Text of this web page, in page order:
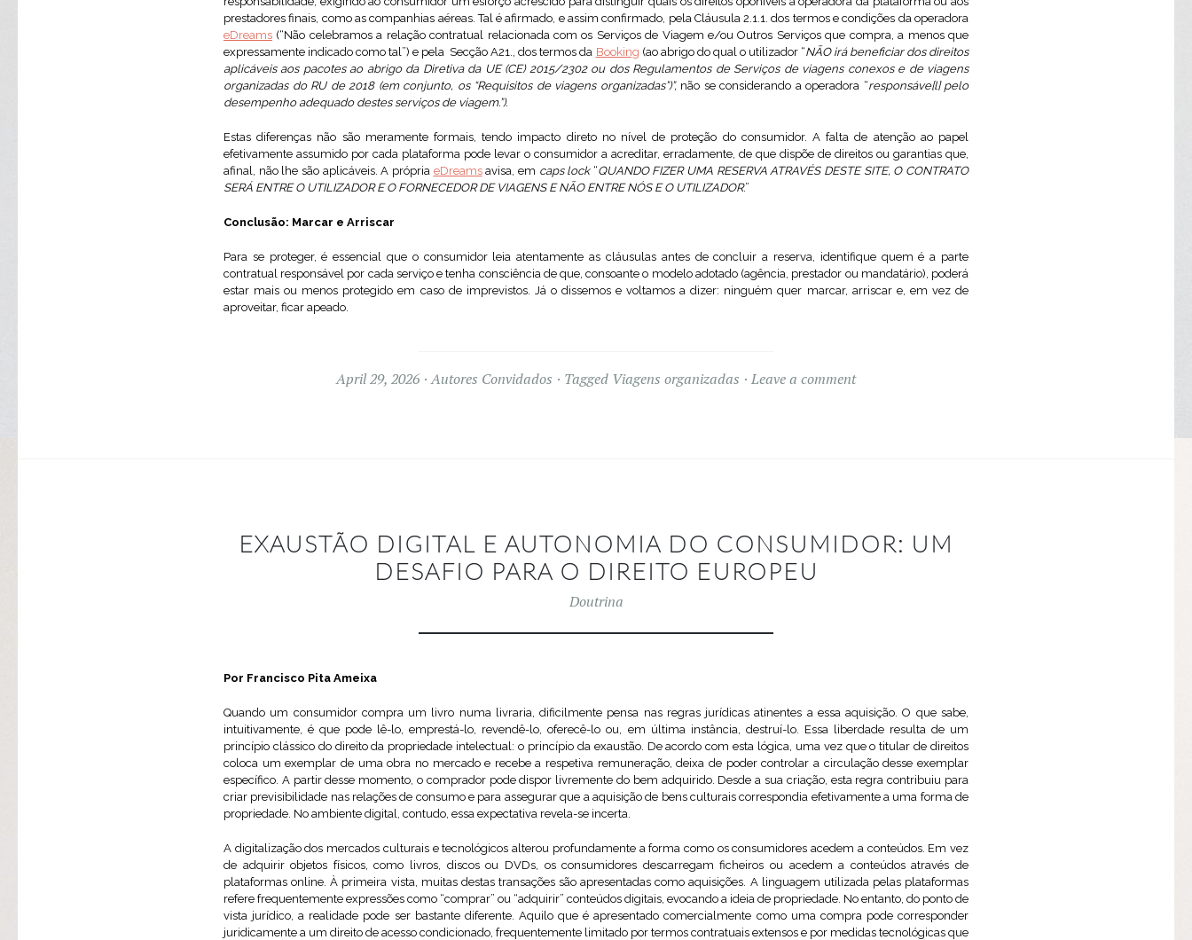
prestadores finais, como as companhias aéreas. Tal é afirmado, e assim confirmado, pela Cláusula 2.1.1. dos termos e condições da operadora
eDreams (“Não celebramos a relação contratual relacionada com os Serviços de Viagem e/ou Outros Serviços que compra, a menos que
expressamente indicado como tal”) e pela Secção A21., dos termos da Booking (ao abrigo do qual o utilizador “NÃO irá beneficiar dos direitos
aplicáveis aos pacotes ao abrigo da Diretiva da UE (CE) 2015/2302 ou dos Regulamentos de Serviços de viagens conexos e de viagens
organizadas do RU de 2018 (em conjunto, os “Requisitos de viagens organizadas”)”,não se considerando a operadora “responsáve[l] pelo
desempenho adequado destes serviços de viagem.”).
Estas diferenças não são meramente formais, tendo impacto direto no nível de proteção do consumidor. A falta de atenção ao papel
efetivamente assumido por cada plataforma pode levar o consumidor a acreditar, erradamente, de que dispõe de direitos ou garantias que,
afinal, não lhe são aplicáveis. A própria eDreamsavisa, em caps lock “QUANDO FIZER UMA RESERVA ATRAVÉS DESTE SITE, O CONTRATO
SERÁ ENTRE O UTILIZADOR E O FORNECEDOR DE VIAGENS E NÃO ENTRE NÓS E O UTILIZADOR.”
Conclusão: Marcar e Arriscar
Para se proteger, é essencial que o consumidor leia atentamente as cláusulas antes de concluir a reserva, identifique quem é a parte
contratual responsável por cada serviço e tenha consciência de que, consoante o modelo adotado (agência, prestador ou mandatário), poderá
estar mais ou menos protegido em caso de imprevistos. Já o dissemos e voltamos a dizer: ninguém quer marcar, arriscar e, em vez de
aproveitar, ficar apeado.
April 29, 2026 Autores Convidados Tagged Viagens organizadas Leave a comment
EXAUSTÃO DIGITAL E AUTONOMIA DO CONSUMIDOR: UM
DESAFIO PARA O DIREITO EUROPEU
Doutrina
Por Francisco Pita Ameixa
Quando um consumidor compra um livro numa livraria, dificilmente pensa nas regras jurídicas atinentes a essa aquisição. O que sabe,
intuitivamente, é que pode lê-lo, emprestá-lo, revendê-lo, oferecê-lo ou, em última instância, destruí-lo. Essa liberdade resulta de um
princípio clássico do direito da propriedade intelectual: o princípio da exaustão. De acordo com esta lógica, uma vez que o titular de direitos
coloca um exemplar de uma obra no mercado e recebe a respetiva remuneração, deixa de poder controlar a circulação desse exemplar
específico. A partir desse momento, o comprador pode dispor livremente do bem adquirido. Desde a sua criação, esta regra contribuiu para
criar previsibilidade nas relações de consumo e para assegurar que a aquisição de bens culturais correspondia efetivamente a uma forma de
propriedade. No ambiente digital, contudo, essa expectativa revela-se incerta.
A digitalização dos mercados culturais e tecnológicos alterou profundamente a forma como os consumidores acedem a conteúdos. Em vez
de adquirir objetos físicos, como livros, discos ou DVDs, os consumidores descarregam ficheiros ou acedem a conteúdos através de
plataformas online. À primeira vista, muitas destas transações são apresentadas como aquisições. A linguagem utilizada pelas plataformas
refere frequentemente expressões como “comprar” ou “adquirir” conteúdos digitais, evocando a ideia de propriedade. No entanto, do ponto de
vista jurídico, a realidade pode ser bastante diferente. Aquilo que é apresentado comercialmente como uma compra pode corresponder
juridicamente a um direito de acesso condicionado, frequentemente limitado por termos contratuais extensos e por medidas tecnológicas que